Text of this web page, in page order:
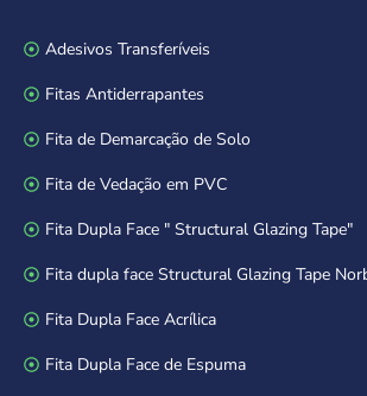
Adesivos Transferíveis
Fitas Antiderrapantes
Fita de Demarcação de Solo
Fita de Vedação em PVC
Fita Dupla Face " Structural Glazing Tape"
Fita dupla face Structural Glazing Tape
Fita Dupla Face Acrílica
Fita Dupla Face de Espuma